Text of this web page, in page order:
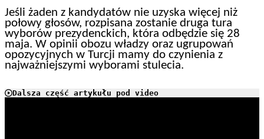
Jeśli żaden z kandydatów nie uzyska więcej niż
połowy głosów, rozpisana zostanie druga tura
wyborów prezydenckich, która odbędzie się 28
maja. W opinii obozu władzy oraz ugrupowań
opozycyjnych w Turcji mamy do czynienia z
najważniejszymi wyborami stulecia.
Dalsza część artykułu pod video